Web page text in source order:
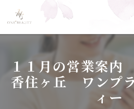
１１月の営業案
香住ヶ丘 ワンプ
ィー